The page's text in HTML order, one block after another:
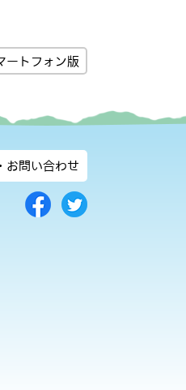
ートフォン版
お問い合わせ